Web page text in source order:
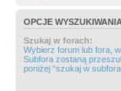
OPCJE WYSZUKIWANIA
Szukaj w forach:
Wybierz forum lub fora,
Subfora zostaną
poniżej “szukaj w